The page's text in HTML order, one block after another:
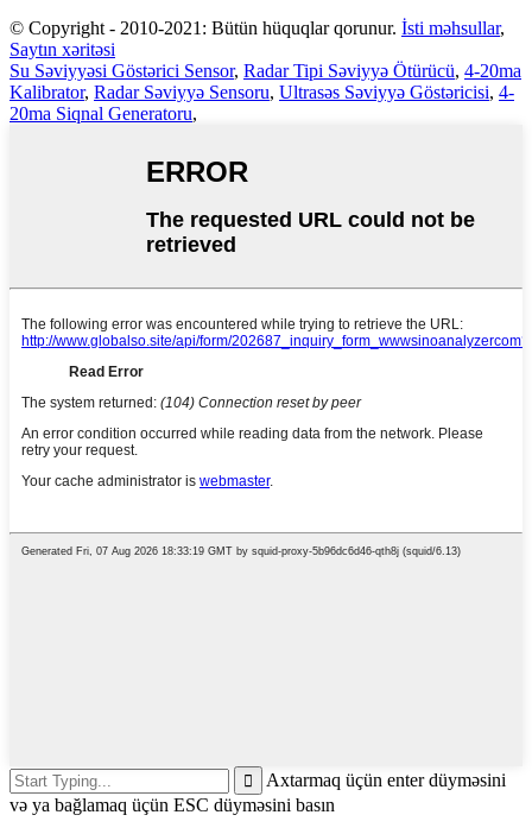
© Copyright - 2010-2021: Bütün hüquqlar qorunur. İsti məhsullar,
Saytın xəritəsi
Su Səviyyəsi Göstərici Sensor, Radar Tipi Səviyyə Ötürücü, 4-20ma
Kalibrator, Radar Səviyyə Sensoru, Ultrasəs Səviyyə Göstəricisi, 4-
20ma Siqnal Generatoru,
Axtarmaq üçün enter düyməsini
və ya bağlamaq üçün ESC düyməsini basın